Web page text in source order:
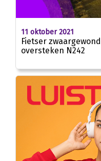
11 oktober 2021
Fietser
oversteken N242